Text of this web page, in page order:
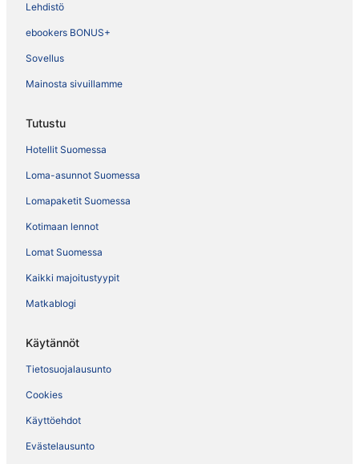
Lehdistö
ebookers BONUS+
Sovellus
Mainosta sivuillamme
Tutustu
Hotellit Suomessa
Loma-asunnot Suomessa
Lomapaketit Suomessa
Kotimaan lennot
Lomat Suomessa
Kaikki majoitustyypit
Matkablogi
Käytännöt
Tietosuojalausunto
Cookies
Käyttöehdot
Evästelausunto